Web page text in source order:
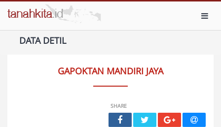
DATA DETIL
GAPOKTAN MANDIRI JAYA
SHARE